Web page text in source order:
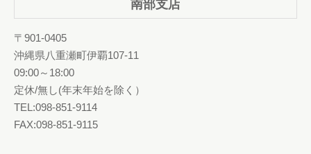
南部支店
〒901-0405
沖縄県八重瀬町伊覇107-11
09:00～18:00
定休/無し(年末年始を除く）
TEL:098-851-9114
FAX:098-851-9115